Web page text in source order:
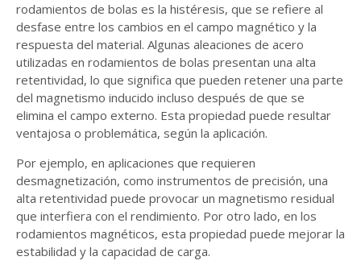
rodamientos de bolas es la histéresis, que se refiere al
desfase entre los cambios en el campo magnético y la
respuesta del material. Algunas aleaciones de acero
utilizadas en rodamientos de bolas presentan una alta
retentividad, lo que significa que pueden retener una parte
del magnetismo inducido incluso después de que se
elimina el campo externo. Esta propiedad puede resultar
ventajosa o problemática, según la aplicación.
Por ejemplo, en aplicaciones que requieren
desmagnetización, como instrumentos de precisión, una
alta retentividad puede provocar un magnetismo residual
que interfiera con el rendimiento. Por otro lado, en los
rodamientos magnéticos, esta propiedad puede mejorar la
estabilidad y la capacidad de carga.